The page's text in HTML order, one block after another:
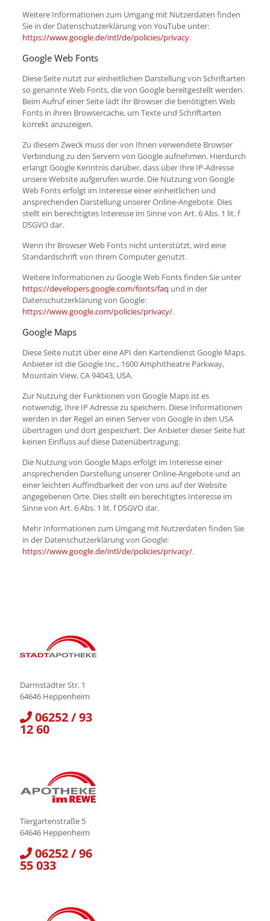
Weitere Informationen zum Umgang mit Nutzerdaten finden
Sie in der Datenschutzerklärung von YouTube unter:
https://www.google.de/intl/de/policies/privacy.
Google Web Fonts
Diese Seite nutzt zur einheitlichen Darstellung von Schriftarten
so genannte Web Fonts, die von Google bereitgestellt werden.
Beim Aufruf einer Seite lädt Ihr Browser die benötigten Web
Fonts in ihren Browsercache, um Texte und Schriftarten
korrekt anzuzeigen.
Zu diesem Zweck muss der von Ihnen verwendete Browser
Verbindung zu den Servern von Google aufnehmen. Hierdurch
erlangt Google Kenntnis darüber, dass über Ihre IP-Adresse
unsere Website aufgerufen wurde. Die Nutzung von Google
Web Fonts erfolgt im Interesse einer einheitlichen und
ansprechenden Darstellung unserer Online-Angebote. Dies
stellt ein berechtigtes Interesse im Sinne von Art. 6 Abs. 1 lit. f
DSGVO dar.
Wenn Ihr Browser Web Fonts nicht unterstützt, wird eine
Standardschrift von Ihrem Computer genutzt.
Weitere Informationen zu Google Web Fonts finden Sie unter
https://developers.google.com/fonts/faq und in der
Datenschutzerklärung von Google:
https://www.google.com/policies/privacy/.
Google Maps
Diese Seite nutzt über eine API den Kartendienst Google Maps.
Anbieter ist die Google Inc., 1600 Amphitheatre Parkway,
Mountain View, CA 94043, USA.
Zur Nutzung der Funktionen von Google Maps ist es
notwendig, Ihre IP Adresse zu speichern. Diese Informationen
werden in der Regel an einen Server von Google in den USA
übertragen und dort gespeichert. Der Anbieter dieser Seite hat
keinen Einfluss auf diese Datenübertragung.
Die Nutzung von Google Maps erfolgt im Interesse einer
ansprechenden Darstellung unserer Online-Angebote und an
einer leichten Auffindbarkeit der von uns auf der Website
angegebenen Orte. Dies stellt ein berechtigtes Interesse im
Sinne von Art. 6 Abs. 1 lit. f DSGVO dar.
Mehr Informationen zum Umgang mit Nutzerdaten finden Sie
in der Datenschutzerklärung von Google:
https://www.google.de/intl/de/policies/privacy/.
Darmstädter Str. 1
64646 Heppenheim
06252 / 93
12 60
Tiergartenstraße 5
64646 Heppenheim
06252 / 96
55 033